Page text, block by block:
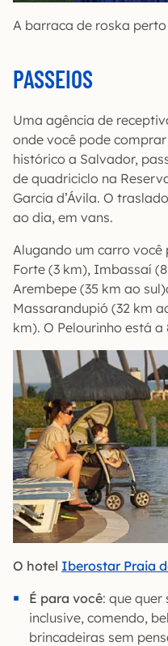
A barraca de roska
PASSEIOS
Uma agência de
onde você pode
histórico a Salvador,
de quadriciclo na
Garcia d’Ávila. O
ao dia, em vans.
Alugando um carro
Forte (3 km), Imbassaí
Arembepe (35 km ao
Massarandupió (32 km
km). O Pelourinho está a
O hotel Iberostar Praia
É para você: que
inclusive, comendo,
brincadeiras sem